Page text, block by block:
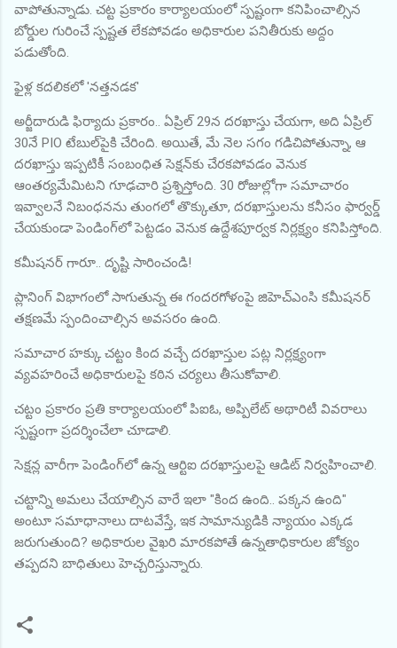
వాపోతున్నాడు. చట్ట ప్రకారం కార్యాలయంలో స్పష్టంగా కనిపించాల్సిన
బోర్డుల గురించే స్పష్టత లేకపోవడం అధికారుల పనితీరుకు అద్దం
పడుతోంది.
ఫైళ్ల కదలికలో 'నత్తనడక'
అర్జీదారుడి ఫిర్యాదు ప్రకారం.. ఏప్రిల్ 29న దరఖాస్తు చేయగా, అది ఏప్రిల్
30నే PIO టేబుల్‌పైకి చేరింది. అయితే, మే నెల సగం గడిచిపోతున్నా, ఆ
దరఖాస్తు ఇప్పటికీ సంబంధిత సెక్షన్‌కు చేరకపోవడం వెనుక
ఆంతర్యమేమిటని గూఢచారి ప్రశ్నిస్తోంది. 30 రోజుల్లోగా సమాచారం
ఇవ్వాలనే నిబంధనను తుంగలో తొక్కుతూ, దరఖాస్తులను కనీసం ఫార్వర్డ్
చేయకుండా పెండింగ్‌లో పెట్టడం వెనుక ఉద్దేశపూర్వక నిర్లక్ష్యం కనిపిస్తోంది.
కమీషనర్ గారూ.. దృష్టి సారించండి!
ప్లానింగ్ విభాగంలో సాగుతున్న ఈ గందరగోళంపై జిహెచ్‌ఎంసి కమీషనర్
తక్షణమే స్పందించాల్సిన అవసరం ఉంది.
సమాచార హక్కు చట్టం కింద వచ్చే దరఖాస్తుల పట్ల నిర్లక్ష్యంగా
వ్యవహరించే అధికారులపై కఠిన చర్యలు తీసుకోవాలి.
చట్టం ప్రకారం ప్రతి కార్యాలయంలో పిఐఓ, అప్పిలేట్ అథారిటీ వివరాలు
స్పష్టంగా ప్రదర్శించేలా చూడాలి.
సెక్షన్ల వారీగా పెండింగ్‌లో ఉన్న ఆర్టిఐ దరఖాస్తులపై ఆడిట్ నిర్వహించాలి.
చట్టాన్ని అమలు చేయాల్సిన వారే ఇలా "కింద ఉంది.. పక్కన ఉంది"
అంటూ సమాధానాలు దాటవేస్తే, ఇక సామాన్యుడికి న్యాయం ఎక్కడ
జరుగుతుంది? అధికారుల వైఖరి మారకపోతే ఉన్నతాధికారుల జోక్యం
తప్పదని బాధితులు హెచ్చరిస్తున్నారు.